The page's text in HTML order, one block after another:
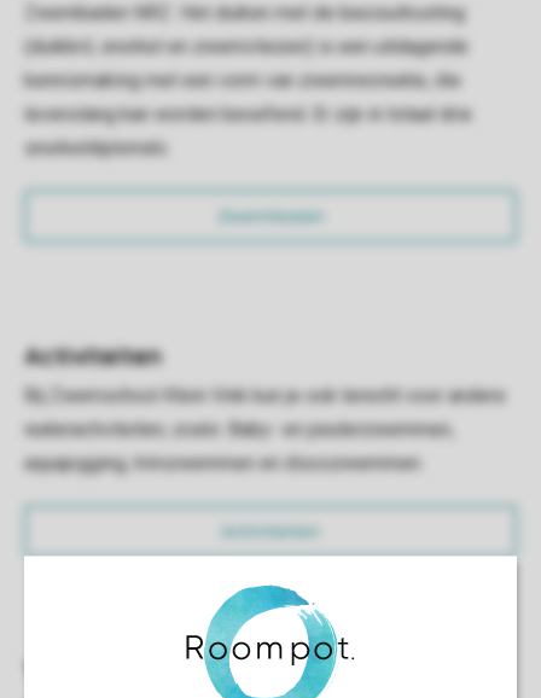
Zwembaden NRZ. Het duiken met de basisuitrusting
(duikbril, snorkel en zwemvliezen) is een uitdagende
kennismaking met een vorm van zwemrecreatie, die
levenslang kan worden beoefend. Er zijn in totaal drie
snorkeldiploma's.
Zwemlessen
Activiteiten
Bij Zwemschool Klein Vink kun je ook terecht voor andere
wateractiviteiten, zoals: Baby- en peuterzwemmen,
aquajogging, trimzwemmen en discozwemmen.
Activiteiten